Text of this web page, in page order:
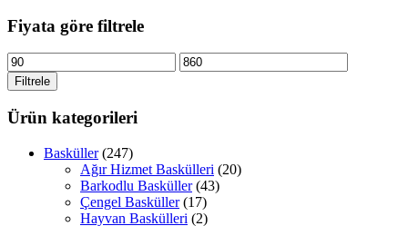
Fiyata göre filtrele
En
düşük
fiyat
En
yüksek
Filtrele
Ürün kategorileri
Basküller (247)
Ağır Hizmet Baskülleri (20)
Barkodlu Basküller (43)
Çengel Basküller (17)
Hayvan Baskülleri (2)